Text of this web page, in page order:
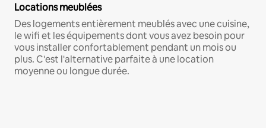
Locations meublées
Des logements entièrement meublés avec une cuisine,
le wifi et les équipements dont vous avez besoin pour
vous installer confortablement pendant un mois ou
plus. C'est l'alternative parfaite à une location
moyenne ou longue durée.